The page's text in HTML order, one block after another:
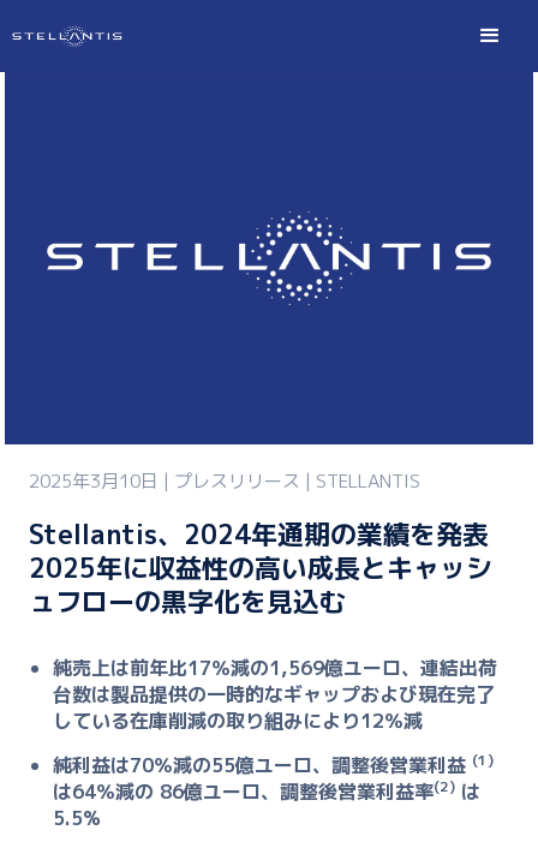
2025年3月10日 | プレスリリース | STELLANTIS
Stellantis、2024年通期の業績を発表
2025年に収益性の高い成長とキャッシ
ュフローの黒字化を見込む
純売上は前年比17％減の1,569億ユーロ、連結出荷
台数は製品提供の一時的なギャップおよび現在完了
している在庫削減の取り組みにより12％減
純利益は70％減の55億ユーロ、調整後営業利益 (1)
は64％減の 86億ユーロ、調整後営業利益率(2) は
5.5%